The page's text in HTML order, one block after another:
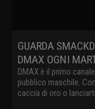
GUARDA
DMAX OGNI
DMAX è il primo
pubblico maschile.
caccia di oro o